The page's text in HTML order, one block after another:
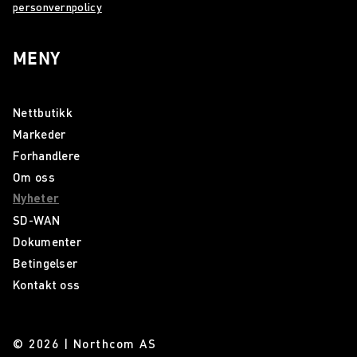
personvernpolicy
MENY
Nettbutikk
Markeder
Forhandlere
Om oss
Nyheter
SD-WAN
Dokumenter
Betingelser
Kontakt oss
© 2026 | Northcom AS